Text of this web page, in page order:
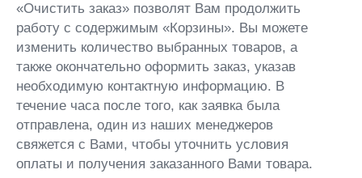
«Очистить заказ» позволят Вам продолжить
работу с содержимым «Корзины». Вы можете
изменить количество выбранных товаров, а
также окончательно оформить заказ, указав
необходимую контактную информацию. В
течение часа после того, как заявка была
отправлена, один из наших менеджеров
свяжется с Вами, чтобы уточнить условия
оплаты и получения заказанного Вами товара.